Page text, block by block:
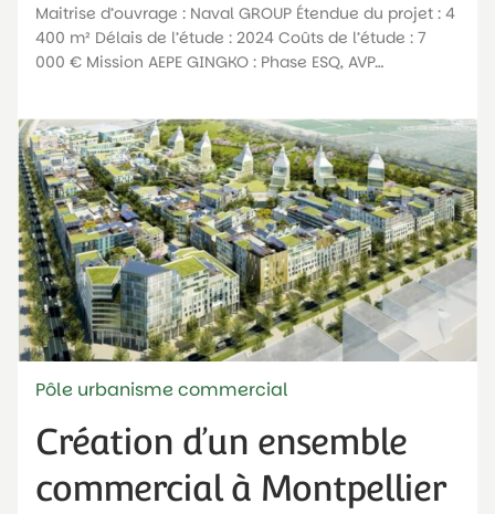
Maitrise d’ouvrage : Naval GROUP Étendue du projet : 4
400 m² Délais de l’étude : 2024 Coûts de l’étude : 7
000 € Mission AEPE GINGKO : Phase ESQ, AVP…
Pôle urbanisme commercial
Création d’un ensemble
commercial à Montpellier